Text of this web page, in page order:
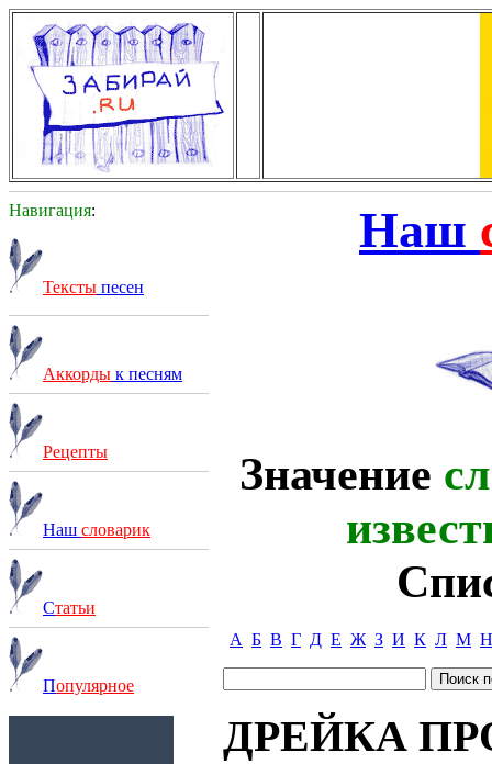
Навигация:
Тексты песен
Аккорды к песням
Рецепты
Наш словарик
Статьи
Популярное
Наш
Значение
А Б В Г Д Е Ж З И К Л М Н
ДРЕЙКА